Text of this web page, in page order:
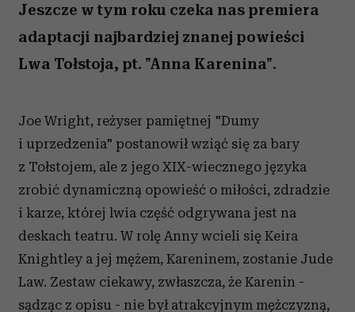
Jeszcze w tym roku czeka nas premiera
adaptacji najbardziej znanej powieści
Lwa Tołstoja, pt. "Anna Karenina".
Joe Wright, reżyser pamiętnej "Dumy
i uprzedzenia" postanowił wziąć się za bary
z Tołstojem, ale z jego XIX-wiecznego języka
zrobić dynamiczną opowieść o miłości, zdradzie
i karze, której lwia część odgrywana jest na
deskach teatru. W rolę Anny wcieli się Keira
Knightley a jej mężem, Kareninem, zostanie Jude
Law. Zestaw ciekawy, zwłaszcza, że Karenin -
sądząc z opisu - nie był atrakcyjnym mężczyzną,